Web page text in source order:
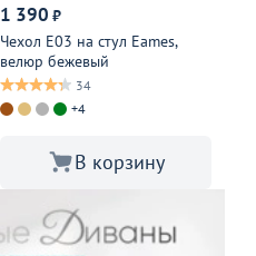
1 390 ₽
Чехол Е03 на стул Eames,
велюр бежевый
34
+4
В корзину